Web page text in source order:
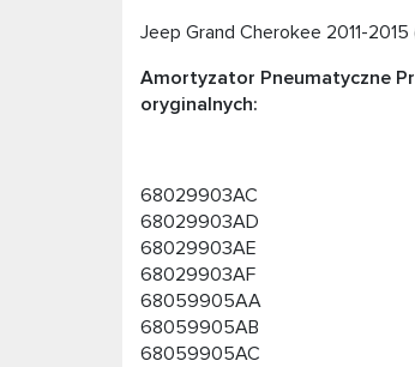
Jeep Grand Cherokee 2011-
Amortyzator Pneumatyczne
oryginalnych:
68029903AC
68029903AD
68029903AE
68029903AF
68059905AA
68059905AB
68059905AC